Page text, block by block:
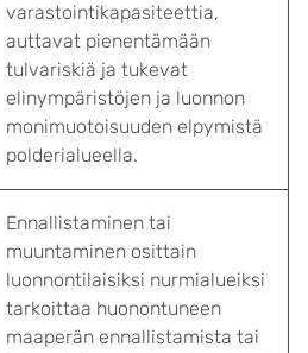
varastointikapasiteettia,
auttavat pienentämään
tulvariskiä ja tukevat
elinympäristöjen ja luonnon
monimuotoisuuden elpymistä
polderialueella.
Ennallistaminen tai
muuntaminen osittain
luonnontilaisiksi nurmialueiksi
tarkoittaa huonontuneen
maaperän ennallistamista tai